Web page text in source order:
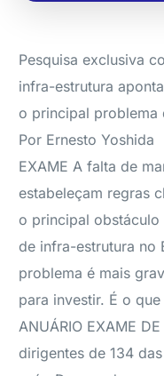
Pesquisa exclusiva
infra-estrutura
o principal problema
Por Ernesto Yoshida
EXAME A falta de
estabeleçam regras
o principal
de infra-estrutura no
problema é mais
para investir. É o
ANUÁRIO EXAME
dirigentes de 134